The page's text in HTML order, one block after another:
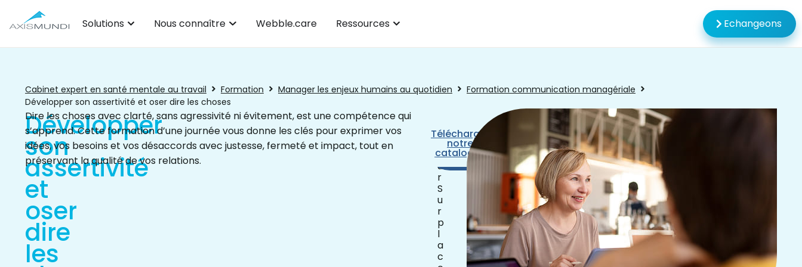
Solutions Nous connaître Webble.care Ressources Echangeons
Cabinet expert en santé mentale au travail Formation Manager les enjeux humains au quotidien
Formation communication managériale
Développer son assertivité et oser dire les choses
Développer
son
assertivité
et
oser
dire
les
Dire les choses avec clarté, sans agressivité ni évitement, est une compétence qui
s’apprend. Cette formation d’une journée vous donne les clés pour exprimer vos
idées, vos besoins et vos désaccords avec justesse, fermeté et impact, tout en
préservant la qualité de vos relations.
1
o
u
r
S
u
r
p
l
a
c
Prendre
rendez-
vous
Télécharger
notre
catalogue